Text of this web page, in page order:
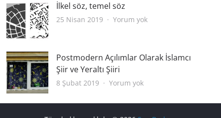
İlkel söz, temel söz
25 Nisan 2019 Yorum yokİlkel
söz
Postmodern Açılımlar Olarak İslamcı
Şiir ve Yeraltı Şiiri
8 Şubat 2019 Yorum yokPostmodern